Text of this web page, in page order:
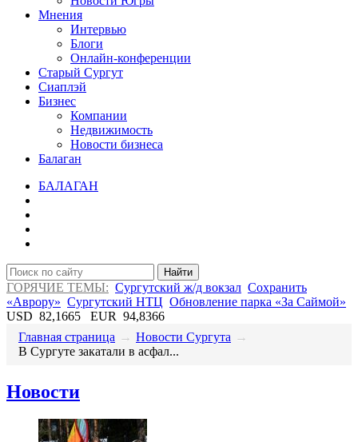
Мнения
Интервью
Блоги
Онлайн-конференции
Старый Сургут
Сиаплэй
Бизнес
Компании
Недвижимость
Новости бизнеса
Балаган
БАЛАГАН
Найти
ГОРЯЧИЕ ТЕМЫ: Сургутский ж/д вокзал Сохранить
«Аврору» Сургутский НТЦ Обновление парка «За Саймой»
USD 82,1665 EUR 94,8366
Главная страница → Новости Сургута →
В Сургуте закатали в асфал...
Новости